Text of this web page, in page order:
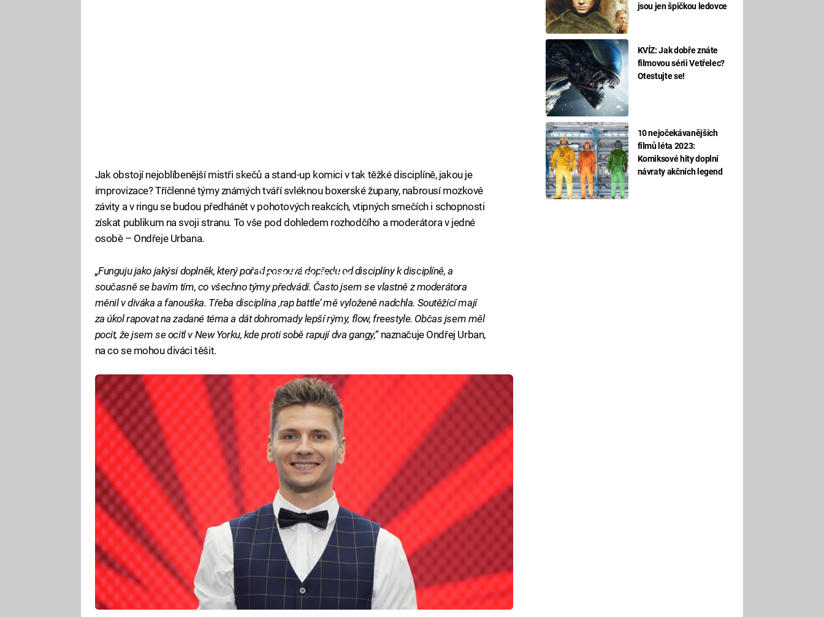
jsou jen špičkou ledovce
KVÍZ: Jak dobře znáte
filmovou sérii Vetřelec?
Otestujte se!
10 nejočekávanějších
filmů léta 2023:
Komiksové hity doplní
návraty akčních legend
Jak obstojí nejoblíbenější mistři skečů a stand-up komici v tak těžké disciplíně, jakou je
improvizace? Tříčlenné týmy známých tváří svléknou boxerské župany, nabrousí mozkové
závity a v ringu se budou předhánět v pohotových reakcích, vtipných smečích i schopnosti
získat publikum na svoji stranu. To vše pod dohledem rozhodčího a moderátora v jedné
osobě – Ondřeje Urbana.
Failed to fetch
„Funguju jako jakýsi doplněk, který pořad posouvá dopředu od disciplíny k disciplíně, a
současně se bavím tím, co všechno týmy předvádí. Často jsem se vlastně z moderátora
měnil v diváka a fanouška. Třeba disciplína ‚rap battle‘ mě vyloženě nadchla. Soutěžící mají
za úkol rapovat na zadané téma a dát dohromady lepší rýmy, flow, freestyle. Občas jsem měl
pocit, že jsem se ocitl v New Yorku, kde proti sobě rapují dva gangy,“naznačuje Ondřej Urban,
na co se mohou diváci těšit.